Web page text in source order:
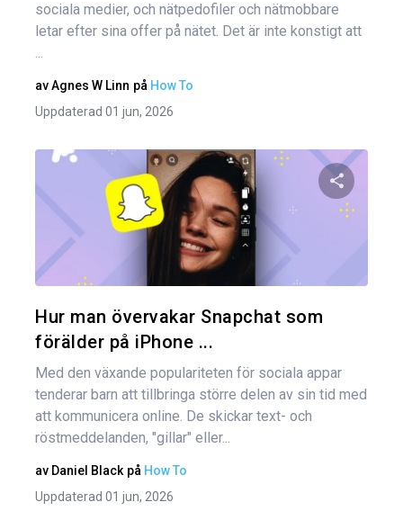
sociala medier, och nätpedofiler och nätmobbare
letar efter sina offer på nätet. Det är inte konstigt att
...
avAgnes W Linn på How To
Uppdaterad 01 jun, 2026
Dela
Hur man övervakar Snapchat som
förälder på iPhone ...
Med den växande populariteten för sociala appar
tenderar barn att tillbringa större delen av sin tid med
att kommunicera online. De skickar text- och
röstmeddelanden, "gillar" eller...
av Daniel Black på How To
Uppdaterad 01 jun, 2026